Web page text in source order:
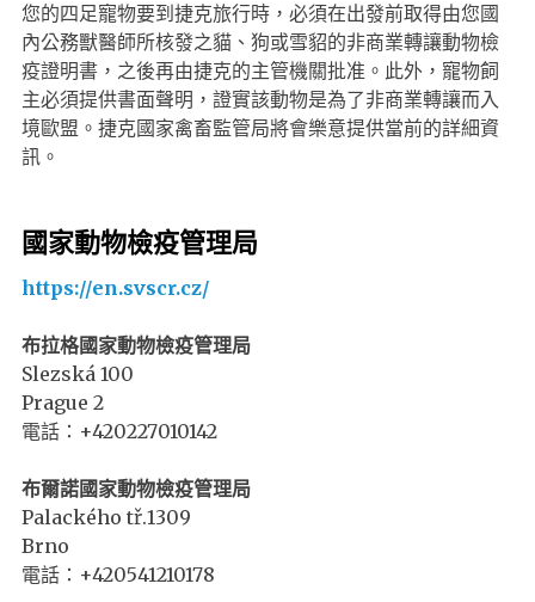
您的四足寵物要到捷克旅行時，必須在出發前取得由您國
內公務獸醫師所核發之貓、狗或雪貂的非商業轉讓動物檢
疫證明書，之後再由捷克的主管機關批准。此外，寵物飼
主必須提供書面聲明，證實該動物是為了非商業轉讓而入
境歐盟。捷克國家禽畜監管局將會樂意提供當前的詳細資
訊。
國家動物檢疫管理局
https://en.svscr.cz/
布拉格國家動物檢疫管理局
Slezská 100
Prague 2
電話：+420227010142
布爾諾國家動物檢疫管理局
Palackého tř.1309
Brno
電話：+420541210178